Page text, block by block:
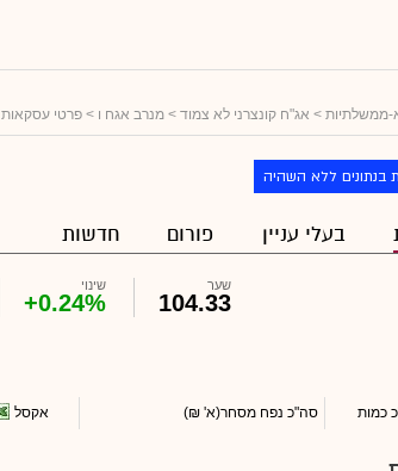
ממשלתיות > אג"ח קונצרני לא צמוד > מנרב אגח ו > פרטי עסקאות
בנתונים ללא השהיה
בעלי עניין פורום חדשות
שער
104.33
שינוי
+0.24%
כמות סה"כ נפח מסחר(א' ₪) אקסל